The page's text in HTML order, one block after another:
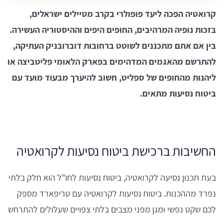
קרואטיה הפכה ליעד פופולרי בקרב מטיילים ישראלים,
בזכות נופיה המרהיבים, החופים היפים וההיסטוריה העשירה.
בין אם אתם מתכננים לשוטט ברחובות דוברובניק העתיקה,
להתרשם מהאגמים המדהימים בפארק הלאומי פליטביצה או
ליהנות מהחופים של ספליט, חשוב להיערך מבעוד מועד עם
ביטוח נסיעות מתאים.
החשיבות ברכישת ביטוח נסיעות לקרואטיה
בעת תכנון נסיעה לקרואטיה, ביטוח נסיעות לחו"ל הוא חלק בלתי
נפרד מההכנות. ביטוח נסיעות לקרואטיה עם טריפארד מספק
לכם שקט נפשי ומגן מפני מצבים בלתי צפויים שעלולים להתרחש